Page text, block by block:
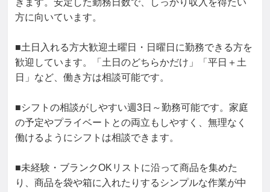
きます。安定した勤務日数で、しっかり収入を得たい
方に向いています。
■土日入れる方大歓迎土曜日・日曜日に勤務できる方を
歓迎しています。「土日のどちらかだけ」「平日＋土
日」など、働き方は相談可能です。
■シフトの相談がしやすい週3日～勤務可能です。家庭
の予定やプライベートとの両立もしやすく、無理なく
働けるようにシフトは相談できます。
■未経験・ブランクOKリストに沿って商品を集めた
り、商品を袋や箱に入れたりするシンプルな作業が中